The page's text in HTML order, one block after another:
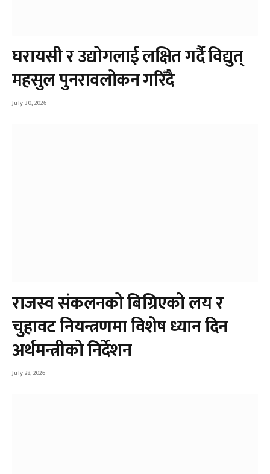
घरायसी र उद्योगलाई लक्षित गर्दै विद्युत्
महसुल पुनरावलोकन गरिँदै
July 30, 2026
राजस्व संकलनको बिग्रिएको लय र
चुहावट नियन्त्रणमा विशेष ध्यान दिन
अर्थमन्त्रीको निर्देशन
July 28, 2026